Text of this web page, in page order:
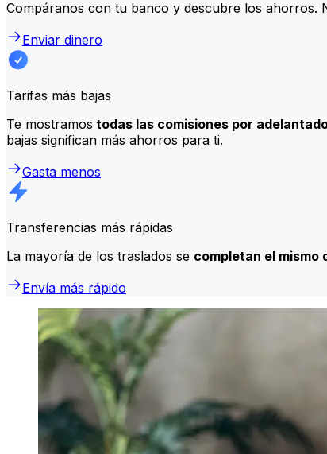
Compáranos con tu banco y descubre los ahorros.
Enviar dinero
Tarifas más bajas
Te mostramos todas las comisiones por
bajas significan más ahorros para ti.
Gasta menos
Transferencias más rápidas
La mayoría de los traslados se completan el mismo
Envía más rápido